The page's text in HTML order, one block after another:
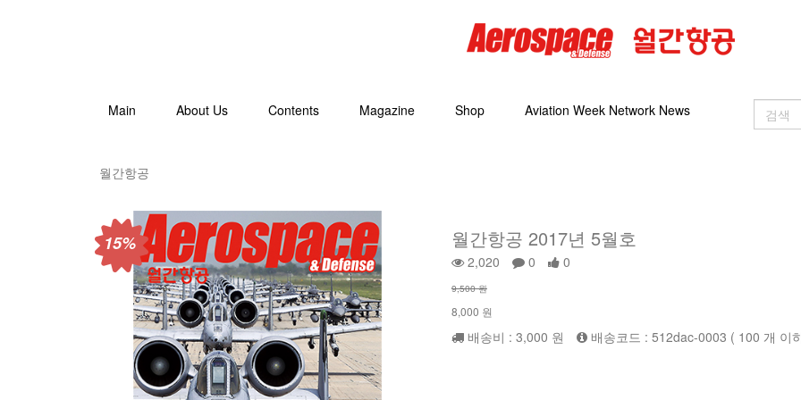
Main About Us Contents Magazine Shop Aviation Week Network News
월간항공
15% 월간항공 2017년 5월호
2,020 0 0
9,500 원
8,000 원
배송비 : 3,000 원 배송코드 : 512dac-0003 ( 100 개 이